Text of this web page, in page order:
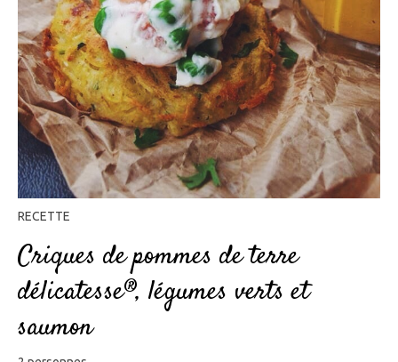
RECETTE
Criques de pommes de terre
délicatesse®, légumes verts et
saumon